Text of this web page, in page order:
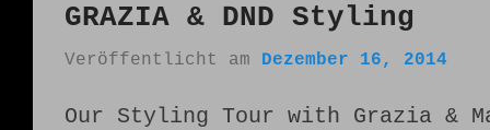
GRAZIA & DND Styling
Veröffentlicht am Dezember 16, 2014
Our Styling Tour with Grazia &